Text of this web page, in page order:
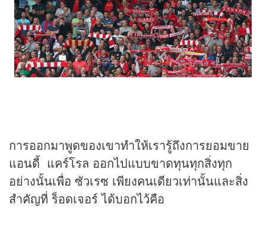
การออกมาพูดของเขาทำให้เรารู้ถึงการยอมขาย
แอนดี้ แคร์โรล ออกไปแบบขาดทุนทุกสิ่งทุก
อย่างนั้นเพื่อ ซัวเรซ เพียงคนเดียวเท่านั้นและสิ่ง
สำคัญที่ ร็อดเจอร์ ได้บอกไว้คือ